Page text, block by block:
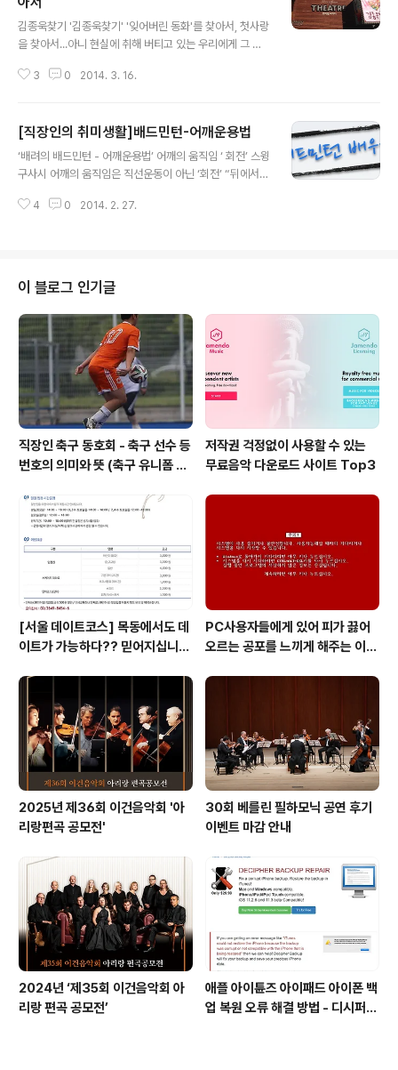
김종욱찾기 '김종욱찾기' '잊어버린 동화'를 찾아서, 첫사랑
을 찾아서...아니 현실에 취해 버티고 있는 우리에게 그 무
될수 없는 일, 힘든일, 그 일들을 될수 있다고 믿는 우리, 금
을 찾을수 있다는 믿음을 갖고 그 과정에서 갈등하고, 금은
발견하지 못했지만, 연금술사가 금을 만들어가기 위한 과
정에서 다른 유용한 금속을 발견했듯이 첫사랑을 찾는 과
한 새로운 해석과 마음가짐. 사람은 상황에 따라 처한 현실
3 0 2014. 3. 16.
[직장인의 취미생활]배드민턴-어깨운용법
‘배려의 배드민턴 - 어깨운용법’ 어깨의 움직임 ‘ 회전’ 스윙
구사시 어깨의 움직임은 직선운동이 아닌 ‘회전’ “뒤에서
해 앞으로 돌아나오는 것이다.” 바로 어깨회전에 대한 정의
각됩니다. 하이클리어, 스매싱, 드롭샷, 드라이브 이런 기술
들이 해당될 듯 합니다. ‘모든 기술은 셔틀보다 위에서 이루
어져야 한다.’ 하이클리어, 스매싱, 드롭샷 이 세가지 기술
에 가장 정확하게 적용되는 말일 것이라 생각됩니다. 하이
클리어가 셔틀보다 위에서 이루어져야 한다????? 고개를
갸웃거리는 분들이 ..
4 0 2014. 2. 27.
이 블로그 인기글
직장인 축구 동호회 - 축구 선수 등
번호의 의미와 뜻 (축구 유니폼 번
저작권 걱정없이 사용할 수 있는
무료음악 다운로드 사이트 Top3
[서울 데이트코스] 목동에서도 데
이트가 가능하다?? 믿어지십니
PC사용자들에게 있어 피가 끓어
오르는 공포를 느끼게 해주는 이
드 스크린이 있다는 사실!! 알고 계
2025년 제36회 이건음악회 '아
리랑편곡 공모전'
30회 베를린 필하모닉 공연 후기
이벤트 마감 안내
2024년 ‘제35회 이건음악회 아
리랑 편곡 공모전’
애플 아이튠즈 아이패드 아이폰 백
업 복원 오류 해결 방법 - 디시퍼